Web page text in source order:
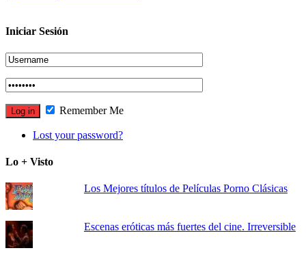
Iniciar Sesión
Remember Me
Lost your password?
Lo + Visto
Los Mejores títulos de Películas Porno Clásicas
Escenas eróticas más fuertes del cine. Irreversible